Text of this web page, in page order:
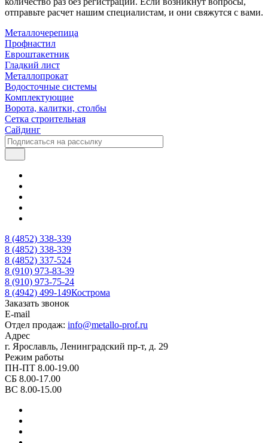
отправьте расчет нашим специалистам, и они свяжутся с вами.
Металлочерепица
Профнастил
Евроштакетник
Гладкий лист
Металлопрокат
Водосточные системы
Комплектующие
Ворота, калитки, столбы
Сетка строительная
Сайдинг
8 (4852) 338-339
8 (4852) 338-339
8 (4852) 337-524
8 (910) 973-83-39
8 (910) 973-75-24
8 (4942) 499-149Кострома
Заказать звонок
E-mail
Отдел продаж: info@metallo-prof.ru
Адрес
г. Ярославль, Ленинградский пр-т, д. 29
Режим работы
ПН-ПТ 8.00-19.00
СБ 8.00-17.00
ВС 8.00-15.00